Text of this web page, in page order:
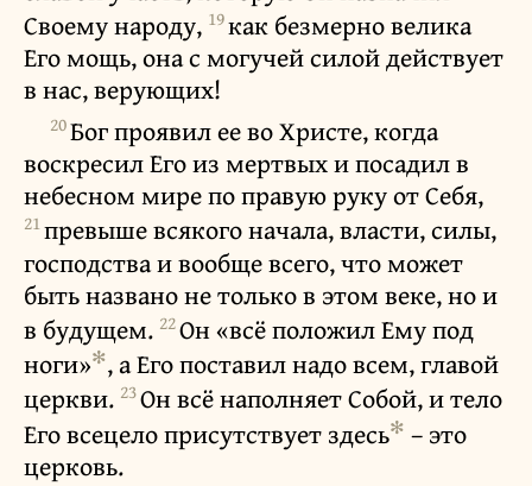
Своему народу, 19как безмерно велика
Его мощь, она с могучей силой действует
в нас, верующих!
20Бог проявил ее во Христе, когда
воскресил Его из мертвых и посадил в
небесном мире по правую руку от Себя,
21превыше всякого начала, власти, силы,
господства и вообще всего, что может
быть названо не только в этом веке, но и
в будущем. 22Он «всё положил Ему под
ноги»✻, а Его поставил надо всем, главой
церкви. 23Он всё наполняет Собой, и тело
Его всецело присутствует здесь✻ – это
церковь.